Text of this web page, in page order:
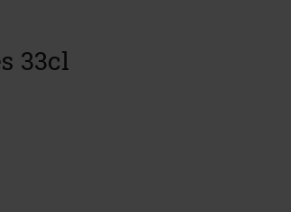
33cl